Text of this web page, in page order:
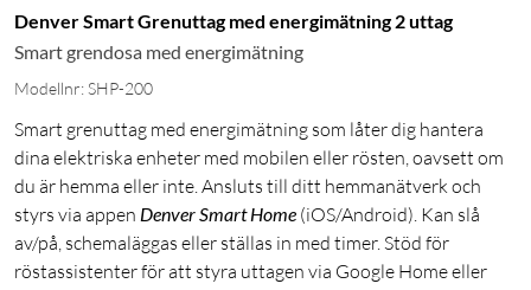
Denver Smart Grenuttag med energimätning 2 uttag
Smart grendosa med energimätning
Modellnr: SHP-200
Smart grenuttag med energimätning som låter dig hantera
dina elektriska enheter med mobilen eller rösten, oavsett om
du är hemma eller inte. Ansluts till ditt hemmanätverk och
styrs via appen Denver Smart Home (iOS/Android). Kan slå
av/på, schemaläggas eller ställas in med timer. Stöd för
röstassistenter för att styra uttagen via Google Home eller